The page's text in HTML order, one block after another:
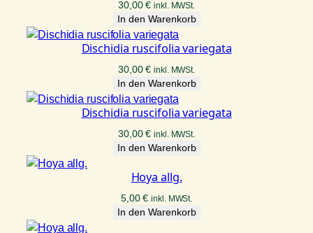
30,00€ inkl. MWSt.
In den Warenkorb
Dischidia ruscifolia variegata
30,00€ inkl. MWSt.
In den Warenkorb
Dischidia ruscifolia variegata
30,00€ inkl. MWSt.
In den Warenkorb
Hoya allg.
5,00€ inkl. MWSt.
In den Warenkorb